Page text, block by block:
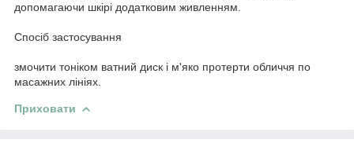
допомагаючи шкірі додатковим живленням.
Спосіб застосування
змочити тоніком ватний диск і м'яко протерти обличчя по
масажних лініях.
Приховати